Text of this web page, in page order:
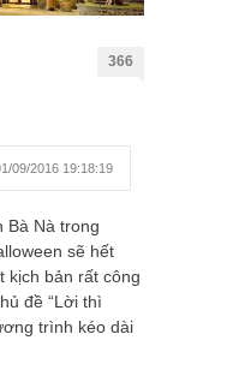
366
09/2016 19:18:19
Bà Nà trong
sẽ hết
kịch bản rất công
đề “Lời thì
trình kéo dài